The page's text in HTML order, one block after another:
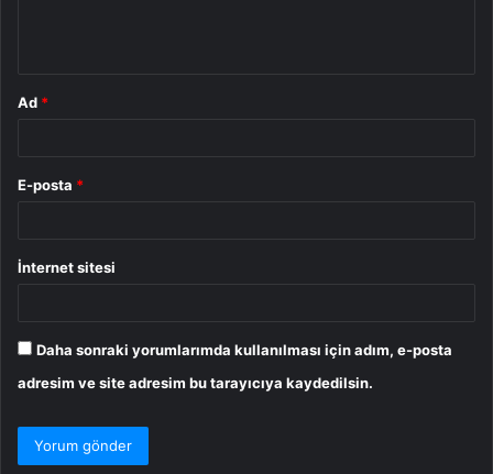
Ad *
E-posta *
İnternet sitesi
Daha sonraki yorumlarımda kullanılması için adım, e-posta
adresim ve site adresim bu tarayıcıya kaydedilsin.